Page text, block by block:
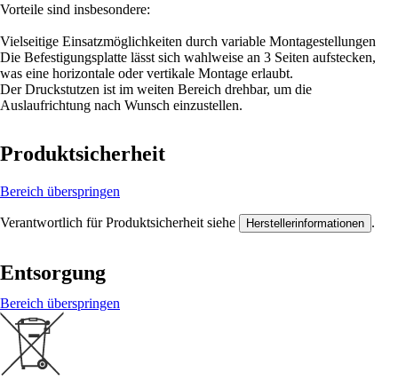
Vorteile sind insbesondere:
Vielseitige Einsatzmöglichkeiten durch variable Montagestellungen
Die Befestigungsplatte lässt sich wahlweise an 3 Seiten aufstecken,
was eine horizontale oder vertikale Montage erlaubt.
Der Druckstutzen ist im weiten Bereich drehbar, um die
Auslaufrichtung nach Wunsch einzustellen.
Produktsicherheit
Bereich überspringen
Verantwortlich für Produktsicherheit siehe Herstellerinformationen .
Entsorgung
Bereich überspringen